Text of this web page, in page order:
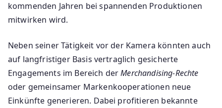
kommenden Jahren bei spannenden Produktionen
mitwirken wird.
Neben seiner Tätigkeit vor der Kamera könnten auch
auf langfristiger Basis vertraglich gesicherte
Engagements im Bereich derMerchandising-Rechte
oder gemeinsamer Markenkooperationen neue
Einkünfte generieren. Dabei profitieren bekannte